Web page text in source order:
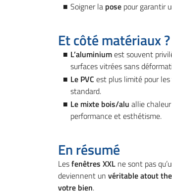
Soigner la pose pour garantir
Et côté matériaux ?
L’aluminiumest souvent
surfaces vitrées sans
Le PVC est plus limité pour
standard.
Le mixte bois/alu allie
performance et esthétisme.
En résumé
Lesfenêtres XXL ne sont pas
deviennent un véritable atout
votre bien.